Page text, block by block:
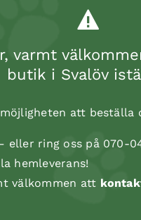
varmt
butik i Svalöv
att beställa
eller ring oss på 070-
hemleverans!
välkommen att